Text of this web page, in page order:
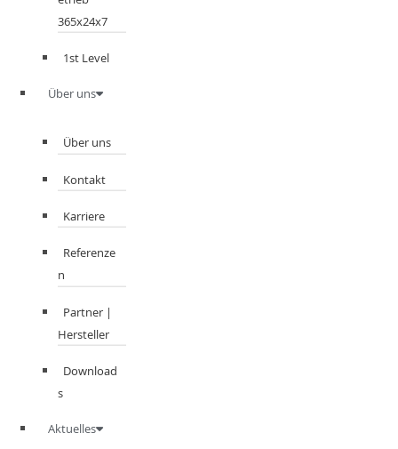
365x24x7
1st Level
Über uns
Über uns
Kontakt
Karriere
Referenze
n
Partner |
Hersteller
Download
s
Aktuelles